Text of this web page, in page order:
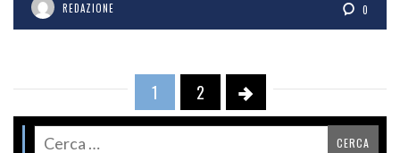
REDAZIONE 0
1 2